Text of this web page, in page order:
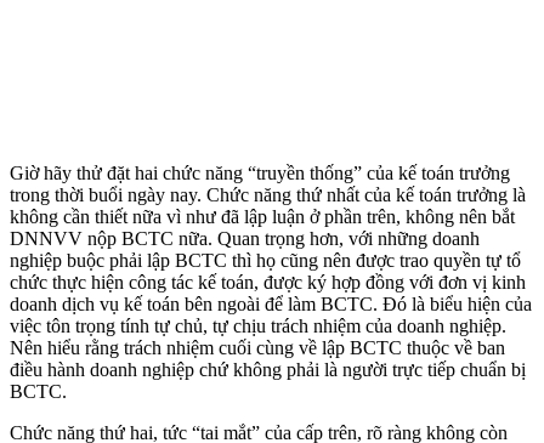
Giờ hãy thử đặt hai chức năng “truyền thống” của kế toán trưởng
trong thời buổi ngày nay. Chức năng thứ nhất của kế toán trưởng là
không cần thiết nữa vì như đã lập luận ở phần trên, không nên bắt
DNNVV nộp BCTC nữa. Quan trọng hơn, với những doanh
nghiệp buộc phải lập BCTC thì họ cũng nên được trao quyền tự tổ
chức thực hiện công tác kế toán, được ký hợp đồng với đơn vị kinh
doanh dịch vụ kế toán bên ngoài để làm BCTC. Đó là biểu hiện của
việc tôn trọng tính tự chủ, tự chịu trách nhiệm của doanh nghiệp.
Nên hiểu rằng trách nhiệm cuối cùng về lập BCTC thuộc về ban
điều hành doanh nghiệp chứ không phải là người trực tiếp chuẩn bị
BCTC.
Chức năng thứ hai, tức “tai mắt” của cấp trên, rõ ràng không còn